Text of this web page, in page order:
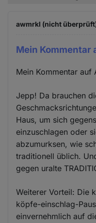
awmrkl (nicht
Mein Kommentar
Mein Kommentar auf
Jepp! Da brauchen
Haus, um sich
einzuschlagen oder
abzumurksen, wie
traditionell üblich.
gegen uralte
Weiterer Vorteil: Die
köpfe-einschlag-
einvernehmlich auf